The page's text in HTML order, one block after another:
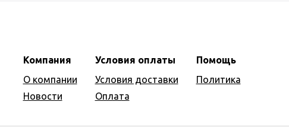
Компания
О компании
Новости
Условия оплаты
Условия доставки
Оплата
Помощь
Политика